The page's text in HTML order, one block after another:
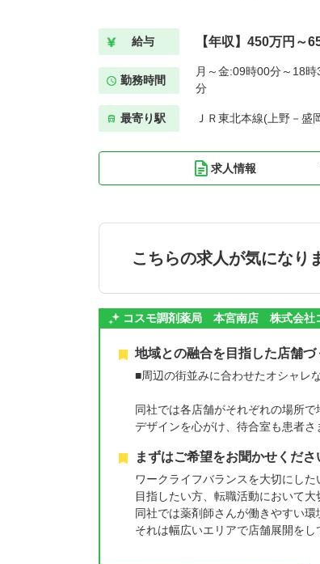
給与 【年収】450万円～
勤務時間
月～金:09時00分～18
分
最寄り駅 ＪＲ東北本線(上野－
求人情報
こちらの求人が気になり
コスモ調剤薬局 本宮南店 株式会社
地域との融合を目指した店舗づ
■周辺の街並みに合わせたオシャレ
同社では各店舗がそれぞれの場所
デザインを心がけ、待合室も患者さ
まずはご希望をお聞かせくださ
ワークライフバランスを大切にし
目指したい方、転職活動において
同社では薬剤師さんが働きやすい環
それは幅広いエリアで店舗展開をし